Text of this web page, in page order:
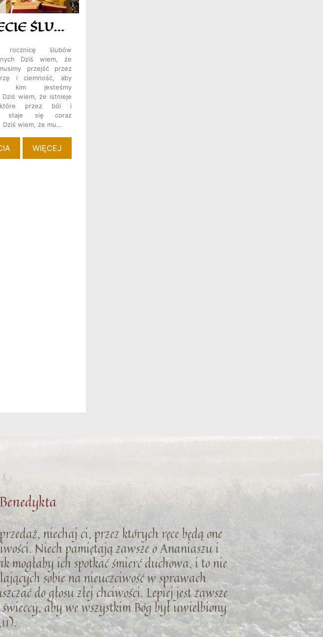
25-LECIE ŚLUBÓW OJCA JANA
ślubów
Dziś wiem, że
przejść przez
i ciemność, aby
kim jesteśmy
Dziś wiem, że istnieje
które przez ból i
staje się coraz
Dziś wiem, że mu…
WIĘCEJ
niechaj ci, przez których ręce będą one
Niech pamiętają zawsze o Ananiaszu i
mogłaby ich spotkać śmierć duchowa, i to nie
sobie na nieuczciwość w sprawach
do głosu złej chciwości. Lepiej jest zawsze
aby we wszystkim Bóg był uwielbiony